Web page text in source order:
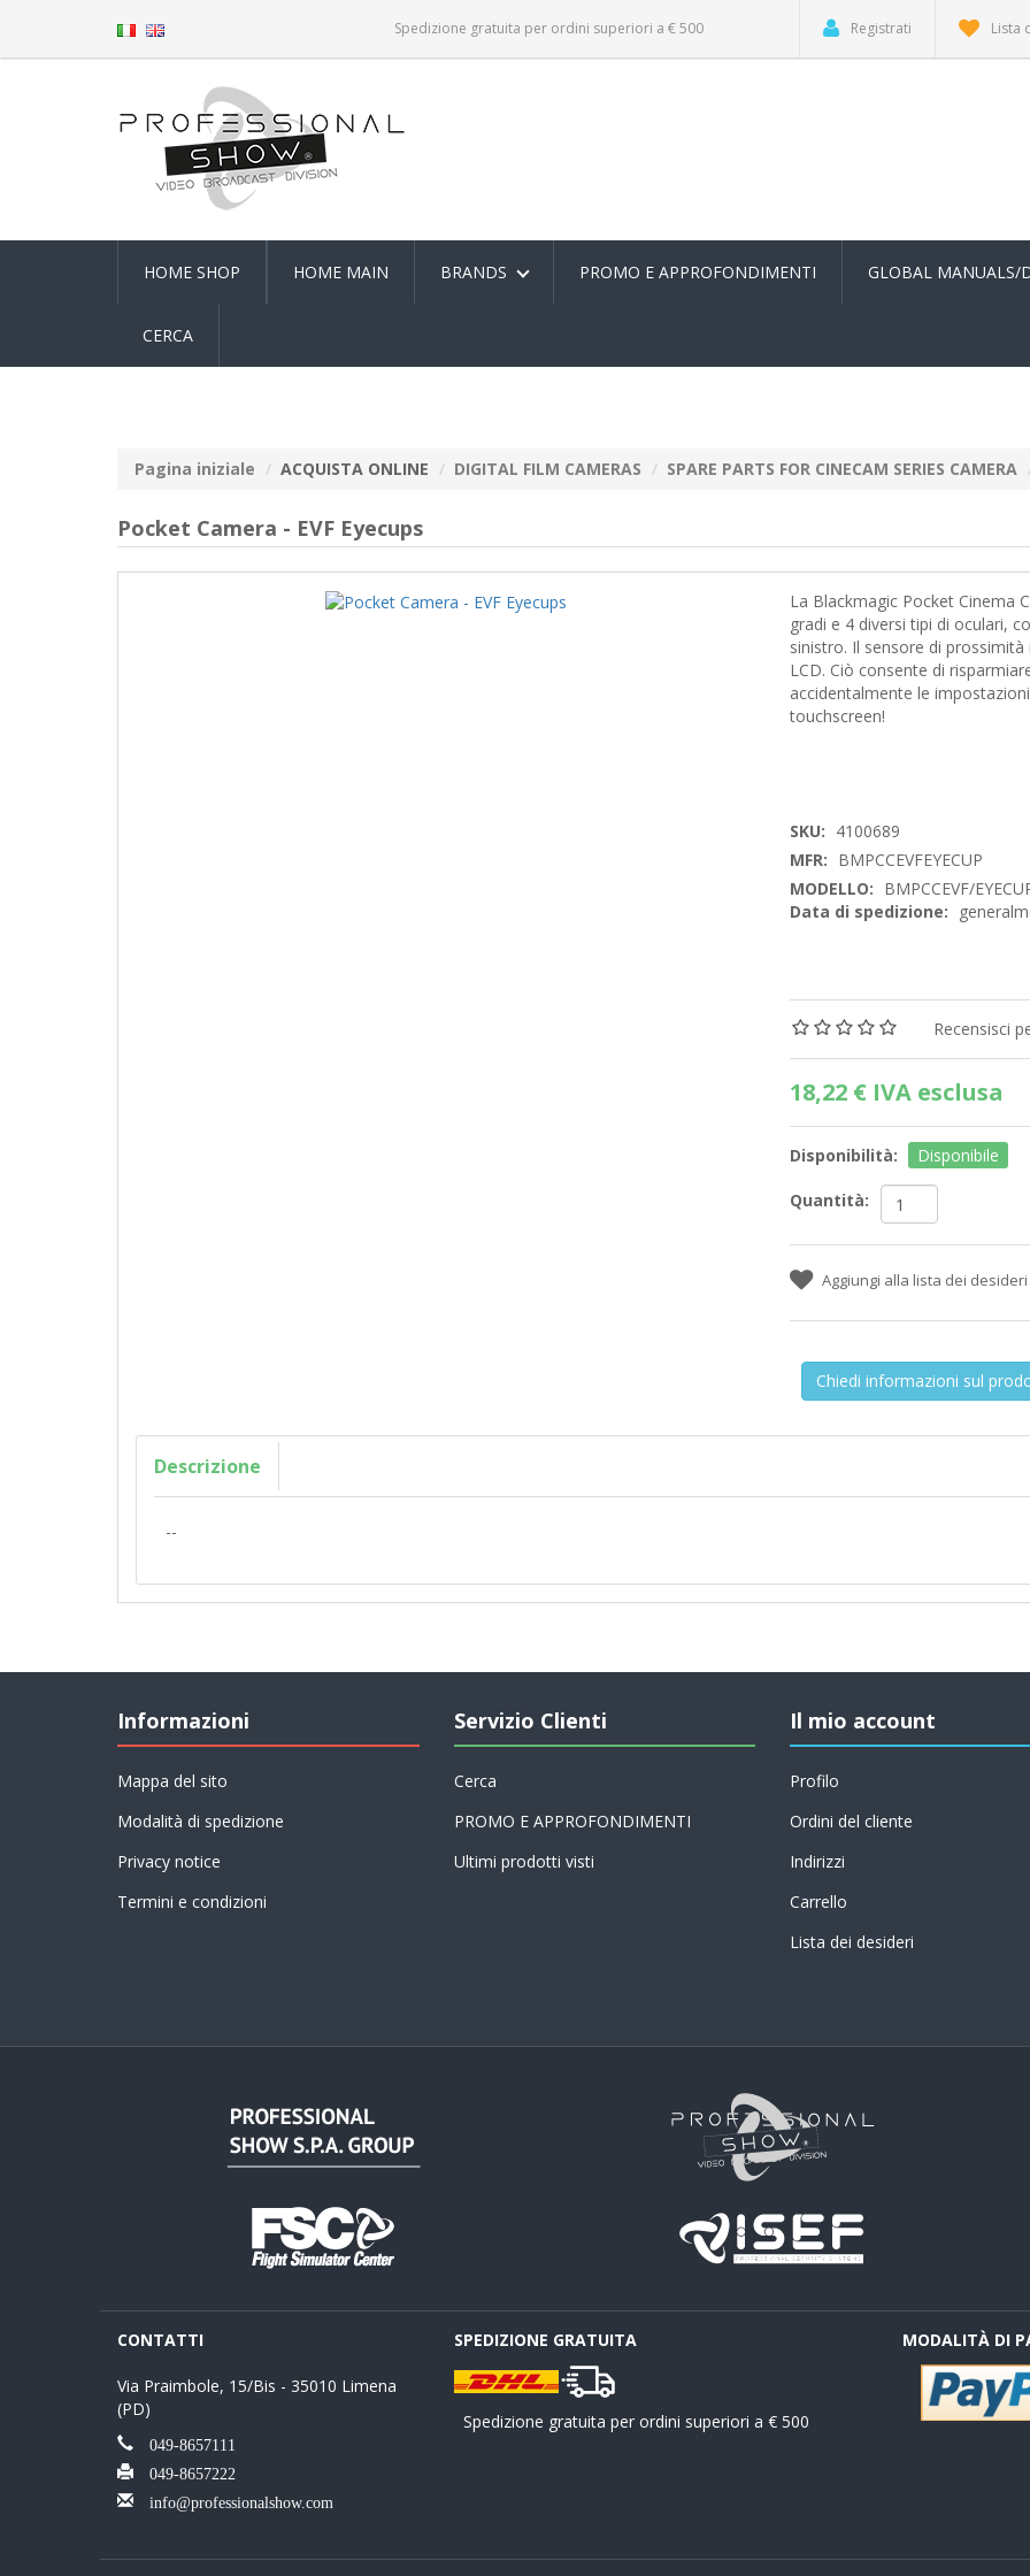
Spedizione gratuita per ordini superiori a € 500 Registrati Lista
HOME SHOP HOME MAIN BRANDS PROMO E APPROFONDIMENTI GLOBAL MANUALS/
CERCA
Pagina iniziale ACQUISTA ONLINE DIGITAL FILM CAMERAS SPARE PARTS FOR CINECAM SERIES CAMERA
Pocket Camera - EVF Eyecups
La Blackmagic Pocket Cinema
gradi e 4 diversi tipi di oculari,
sinistro. Il sensore di
LCD. Ciò consente di
accidentalmente le
touchscreen!
SKU: 4100689
MFR: BMPCCEVFEYECUP
MODELLO: BMPCCEVF/
Data di spedizione:
Recensisci
18,22 € IVA esclusa
Disponibilità: Disponibile
Quantità:
Chiedi informazioni sul
Descrizione
--
Informazioni
Mappa del sito
Modalità di spedizione
Privacy notice
Termini e condizioni
Servizio Clienti
Cerca
PROMO E APPROFONDIMENTI
Ultimi prodotti visti
Il mio account
Profilo
Ordini del cliente
Indirizzi
Carrello
Lista dei desideri
CONTATTI
Via Praimbole, 15/Bis - 35010 Limena
(PD)
049-8657111
049-8657222
info@professionalshow.com
SPEDIZIONE GRATUITA
Spedizione gratuita per ordini superiori a € 500
MODALITÀ DI